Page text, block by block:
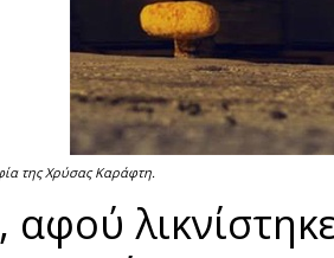
της Χρύσας Καράφτη.
αφού